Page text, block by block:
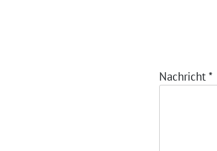
Nachricht *